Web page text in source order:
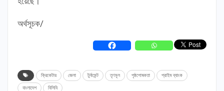
অর্থসূচক/
ক্রিকেটার জেলা টুর্নামেন্ট তৃণমূল পৃষ্ঠপোষকতা প্রাইম ব্যাংক
বাংলাদেশ বিসিবি